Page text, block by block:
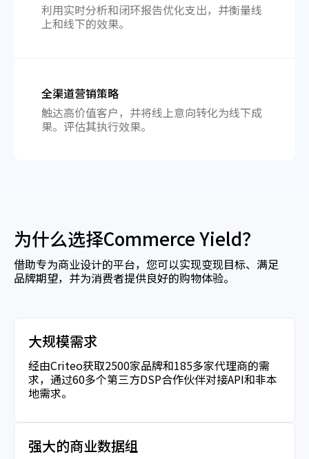
利用实时分析和闭环报告优化支出，并衡量线
上和线下的效果。
全渠道营销策略
触达高价值客户，并将线上意向转化为线下成
果。评估其执行效果。
为什么选择Commerce Yield？
借助专为商业设计的平台，您可以实现变现目标、满足
品牌期望，并为消费者提供良好的购物体验。
大规模需求
经由Criteo获取2500家品牌和185多家代理商的需
求，通过60多个第三方DSP合作伙伴对接API和非本
地需求。
强大的商业数据组